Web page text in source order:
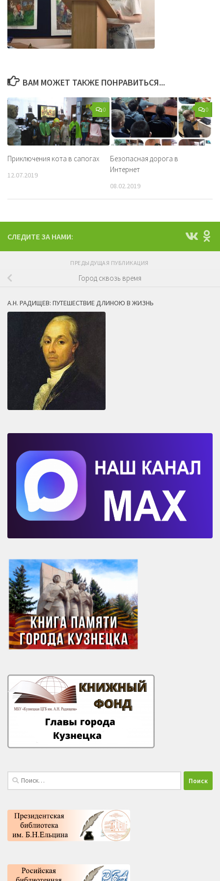
ВАМ МОЖЕТ ТАКЖЕ ПОНРАВИТЬСЯ...
0
Приключения кота в сапогах
12.07.2019
0
Безопасная дорога в
Интернет
08.02.2019
СЛЕДИТЕ ЗА НАМИ:
ПРЕДЫДУЩАЯ ПУБЛИКАЦИЯ
Город сквозь время
А.Н. РАДИЩЕВ: ПУТЕШЕСТВИЕ ДЛИНОЮ В ЖИЗНЬ
Найти: